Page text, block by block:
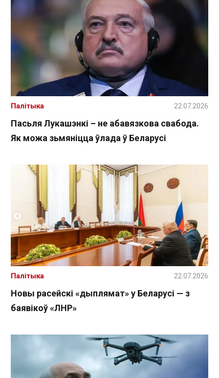
Пасьля Лукашэнкі – не абавязкова свабода.
Як можа зьмяніцца ўлада ў Беларусі
Палітыка 22.07.2026
Новы расейскі «дыплямат» у Беларусі — з
баявікоў «ЛНР»
Палітыка 22.07.2026